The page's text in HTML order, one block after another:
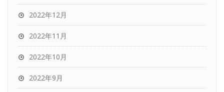
2022年12月
2022年11月
2022年10月
2022年9月